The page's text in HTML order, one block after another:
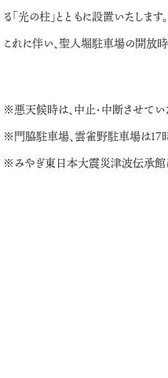
る「光の柱」とともに設置いたします。
これに伴い、聖人堀駐車場の開放
※悪天候時は、中止・中断させてい
※門脇駐車場、雲雀野駐車場は17時
※みやぎ東日本大震災津波伝承館